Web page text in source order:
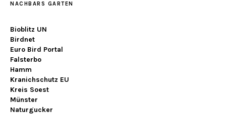
NACHBARS GARTEN
Bioblitz UN
Birdnet
Euro Bird Portal
Falsterbo
Hamm
Kranichschutz EU
Kreis Soest
Münster
Naturgucker